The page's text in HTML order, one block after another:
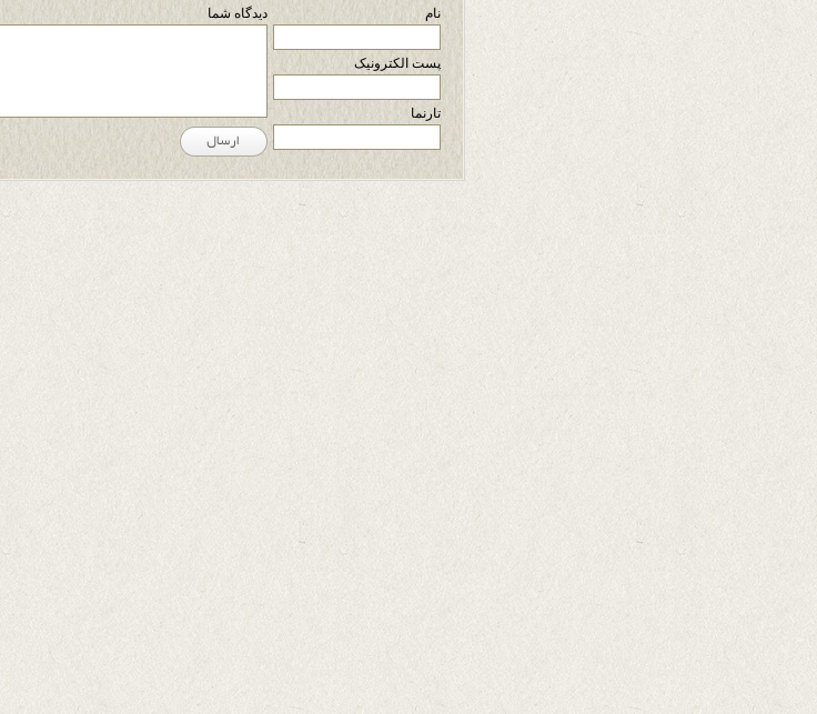
نام
پست الکترونیک
تارنما
دیدگاه شما